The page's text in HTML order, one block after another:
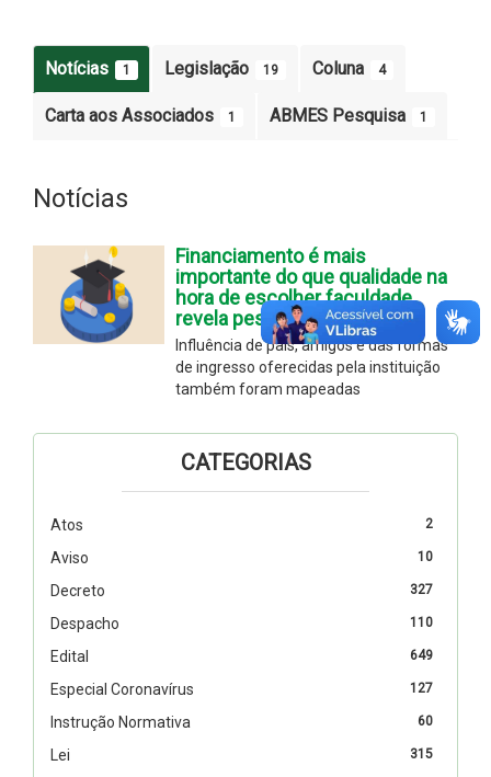
Notícias 1 Legislação 19 Coluna 4
Carta aos Associados 1 ABMES Pesquisa 1
Notícias
Financiamento é mais
importante do que qualidade na
hora de escolher faculdade,
revela pesquisa da ABMES
Influência de pais, amigos e das formas
de ingresso oferecidas pela instituição
também foram mapeadas
CATEGORIAS
2
Atos
10
Aviso
327
Decreto
110
Despacho
649
Edital
127
Especial Coronavírus
60
Instrução Normativa
315
Lei